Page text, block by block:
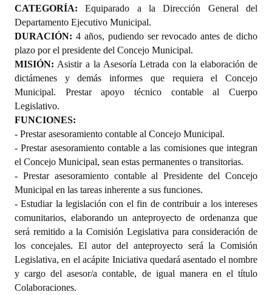
CATEGORÍA: Equiparado a la Dirección General del
Departamento Ejecutivo Municipal.
DURACIÓN: 4 años, pudiendo ser revocado antes de dicho
plazo por el presidente del Concejo Municipal.
MISIÓN: Asistir a la Asesoría Letrada con la elaboración de
dictámenes y demás informes que requiera el Concejo
Municipal. Prestar apoyo técnico contable al Cuerpo
Legislativo.
FUNCIONES:
- Prestar asesoramiento contable al Concejo Municipal.
- Prestar asesoramiento contable a las comisiones que integran
el Concejo Municipal, sean estas permanentes o transitorias.
- Prestar asesoramiento contable al Presidente del Concejo
Municipal en las tareas inherente a sus funciones.
- Estudiar la legislación con el fin de contribuir a los intereses
comunitarios, elaborando un anteproyecto de ordenanza que
será remitido a la Comisión Legislativa para consideración de
los concejales. El autor del anteproyecto será la Comisión
Legislativa, en el acápite Iniciativa quedará asentado el nombre
y cargo del asesor/a contable, de igual manera en el título
Colaboraciones.